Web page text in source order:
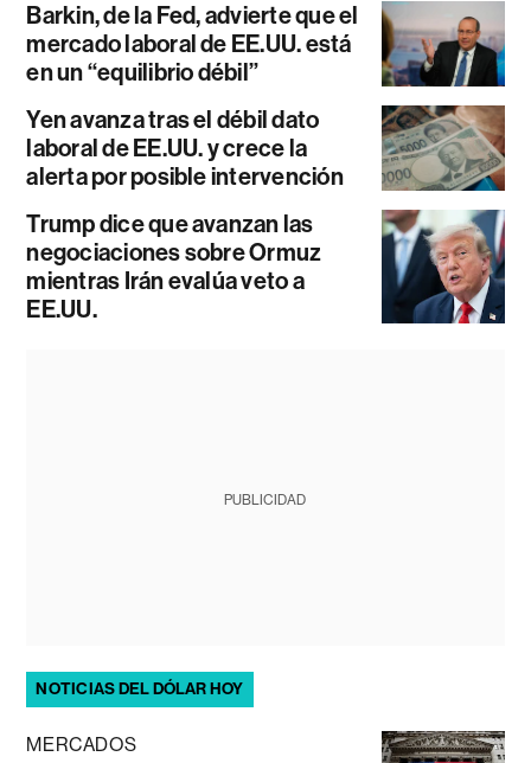
Barkin, de la Fed, advierte que el
mercado laboral de EE.UU. está
en un “equilibrio débil”
Yen avanza tras el débil dato
laboral de EE.UU. y crece la
alerta por posible intervención
Trump dice que avanzan las
negociaciones sobre Ormuz
mientras Irán evalúa veto a
EE.UU.
PUBLICIDAD
NOTICIAS DEL DÓLAR HOY
MERCADOS